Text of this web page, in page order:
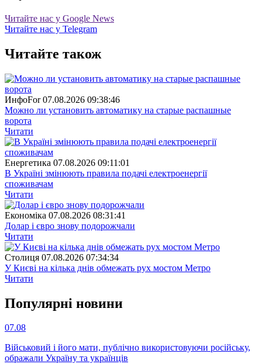
Читайте нас у Google News
Читайте нас у Telegram
Читайте також
ИнфоFor 07.08.2026 09:38:46
Можно ли установить автоматику на старые распашные
ворота
Читати
Енергетика 07.08.2026 09:11:01
В Україні змінюють правила подачі електроенергії
споживачам
Читати
Економіка 07.08.2026 08:31:41
Долар і євро знову подорожчали
Читати
Столиця 07.08.2026 07:34:34
У Києві на кілька днів обмежать рух мостом Метро
Читати
Популярнi новини
07.08
Військовий і його мати, публічно використовуючи російську,
ображали Україну та українців